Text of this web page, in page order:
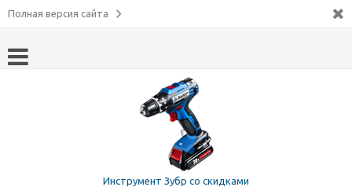
Полная версия сайта
Инструмент Зубр со скидками